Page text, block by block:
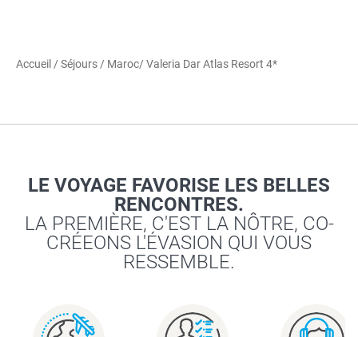
Accueil /Séjours / Maroc/ Valeria Dar Atlas Resort 4*
LE VOYAGE FAVORISE LES BELLES
RENCONTRES.
LA PREMIÈRE, C'EST LA NÔTRE, CO-
CRÉEONS L'ÉVASION QUI VOUS
RESSEMBLE.